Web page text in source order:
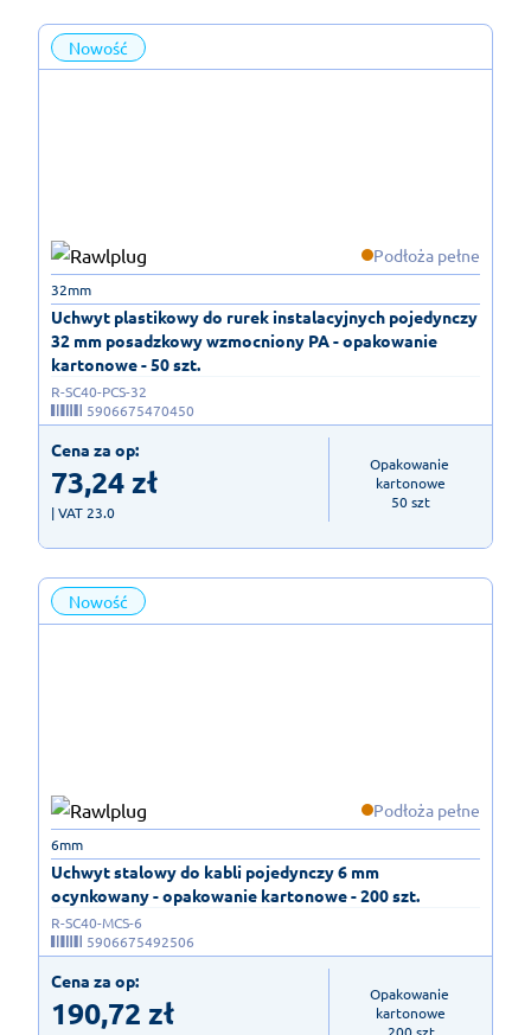
Nowość
Podłoża pełne
Uchwyt plastikowy do rurek instalacyjnych pojedynczy
32 mm posadzkowy wzmocniony PA - opakowanie
kartonowe - 50 szt.
32mm
R-SC40-PCS-32
5906675470450
Cena za op:
73,24zł
| VAT 23.0
Opakowanie
kartonowe
50 szt
Nowość
Podłoża pełne
Uchwyt stalowy do kabli pojedynczy 6 mm
ocynkowany - opakowanie kartonowe - 200 szt.
6mm
R-SC40-MCS-6
5906675492506
Cena za op:
190,72 zł
Opakowanie
kartonowe